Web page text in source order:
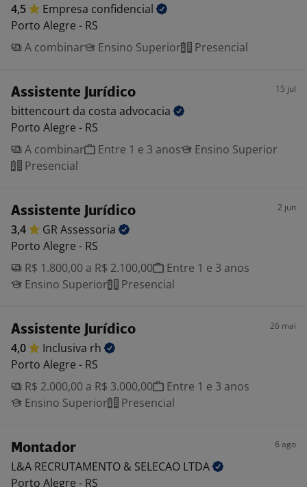
4,5 Empresa confidencial
Porto Alegre - RS
A combinar
Ensino Superior Presencial
Assistente Jurídico 15 jul
bittencourt da costa advocacia
Porto Alegre - RS
A combinar
Entre 1 e 3 anos
Ensino Superior
Presencial
Assistente Jurídico 2 jun
3,4 GRAssessoria
Porto Alegre - RS
R$ 1.800,00 a R$ 2.100,00
Entre 1 e 3 anos
Ensino Superior
Presencial
Assistente Jurídico 26 mai
4,0 Inclusiva rh
Porto Alegre - RS
R$ 2.000,00 a R$ 3.000,00
Entre 1 e 3 anos
Ensino Superior
Presencial
Montador 6 ago
L&A RECRUTAMENTO & SELECAO LTDA
Porto Alegre - RS